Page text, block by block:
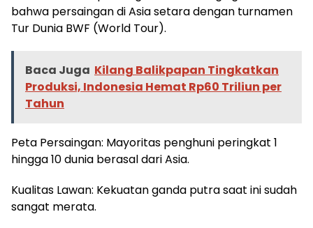
bahwa persaingan di Asia setara dengan turnamen
Tur Dunia BWF (World Tour).
Baca Juga Kilang Balikpapan Tingkatkan
Produksi, Indonesia Hemat Rp60 Triliun per
Tahun
Peta Persaingan: Mayoritas penghuni peringkat 1
hingga 10 dunia berasal dari Asia.
Kualitas Lawan: Kekuatan ganda putra saat ini sudah
sangat merata.